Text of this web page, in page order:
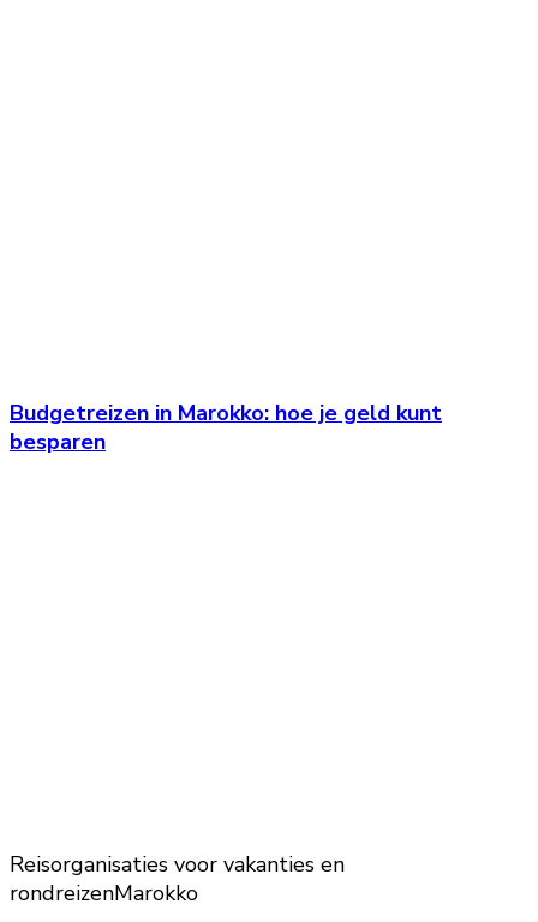
Budgetreizen in Marokko: hoe je geld kunt
besparen
Reisorganisaties voor vakanties en
rondreizenMarokko